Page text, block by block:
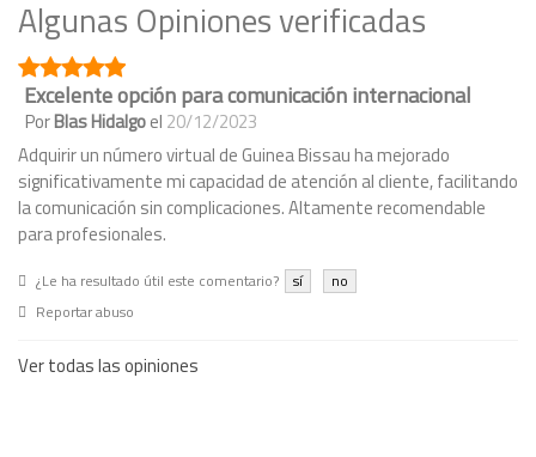
Algunas Opiniones verificadas
Excelente opción para comunicación internacional
PorBlas Hidalgoel 20/12/2023
Adquirir un número virtual de Guinea Bissau ha mejorado
significativamente mi capacidad de atención al cliente, facilitando
la comunicación sin complicaciones. Altamente recomendable
para profesionales.
¿Le ha resultado útil este comentario? sí
no
Reportar abuso
Ver todas las opiniones